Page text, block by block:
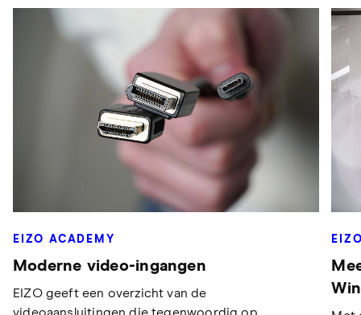
EIZO ACADEMY
Moderne video-ingangen
EIZO geeft een overzicht van de